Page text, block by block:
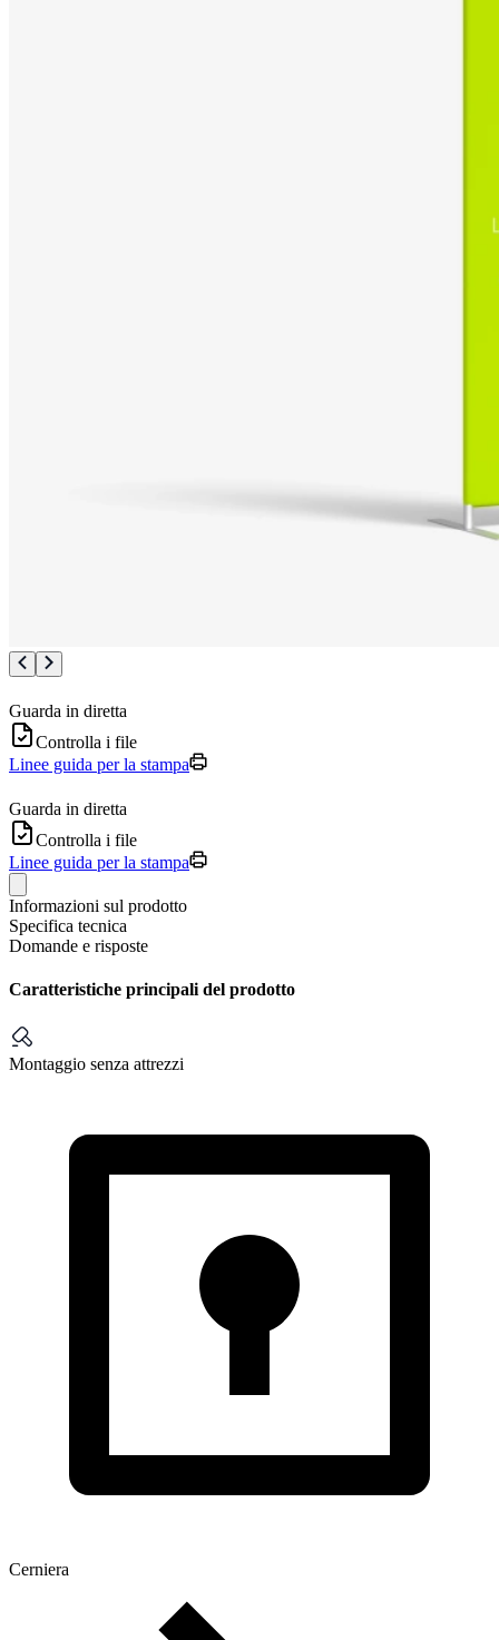
Guarda in diretta
Controlla i file
Linee guida per la stampa
Guarda in diretta
Controlla i file
Linee guida per la stampa
Informazioni sul prodotto
Specifica tecnica
Domande e risposte
Caratteristiche principali del prodotto
Montaggio senza attrezzi
Cerniera